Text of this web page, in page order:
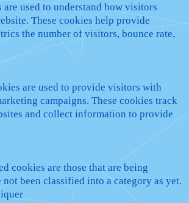
used to understand how visitors
These cookies help provide
the number of visitors, bounce rate,
are used to provide visitors with
campaigns. These cookies track
and collect information to provide
cookies are those that are being
not been classified into a category as yet.